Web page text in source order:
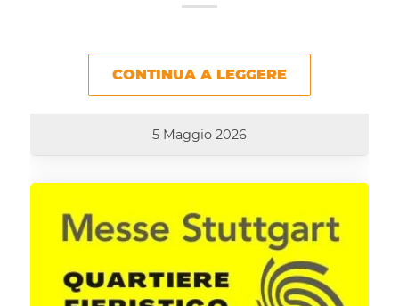
CONTINUA A LEGGERE
5 Maggio 2026